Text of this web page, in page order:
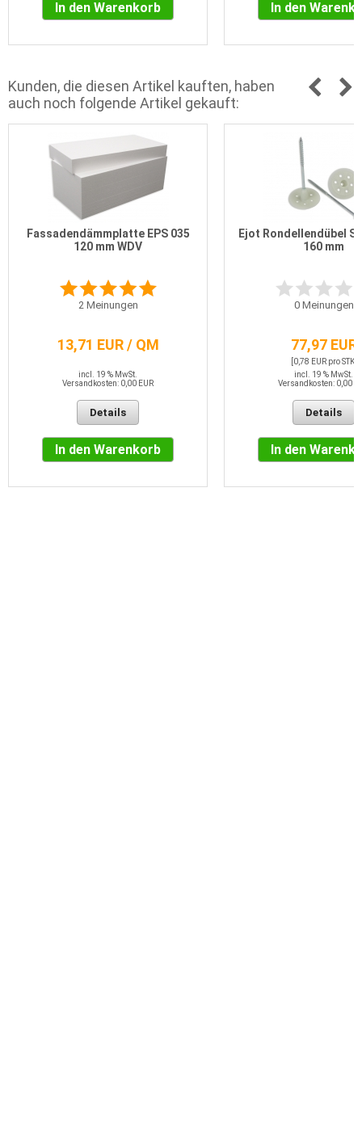
In den Warenkorb In den
Kunden, die diesen Artikel kauften, haben
auch noch folgende Artikel gekauft:
Fassadendämmplatte EPS 035
120 mm WDV
2Meinungen
13,71 EUR / QM
incl. 19 % MwSt.
Versandkosten: 0,00 EUR
Details
In den Warenkorb
Ejot Rondellendübel
160 mm
0Meinungen
77,97 EUR
[0,78 EUR pro STK]
incl. 19 % MwSt.
Versandkosten: 0,00
Details
In den